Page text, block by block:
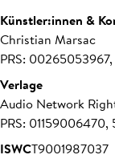
Künstler:innen &
Christian Marsac
PRS: 00265053967,
Verlage
Audio Network
PRS: 01159006470,
ISWCT9001987037